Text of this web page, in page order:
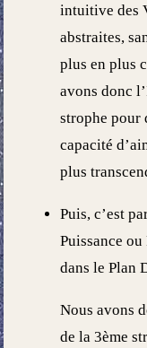
intuitive des
abstraites,
plus en plus
avons donc
strophe pour
capacité
plus
Puis, c’est
Puissance
dans le Plan
Nous avons
de la 3ème